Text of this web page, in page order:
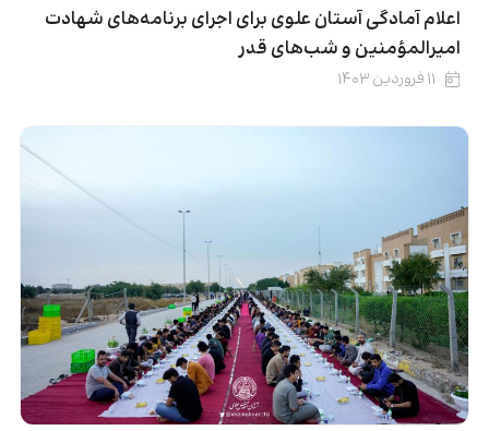
اعلام آمادگی آستان علوی برای اجرای برنامه‌های شهادت
امیرالمؤمنین و شب‌های قدر
۱۱ فروردین ۱۴۰۳